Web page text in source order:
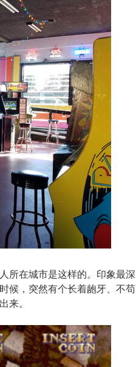
所在城市是这样的。印象最深
候，突然有个长着龅牙、不苟
来。